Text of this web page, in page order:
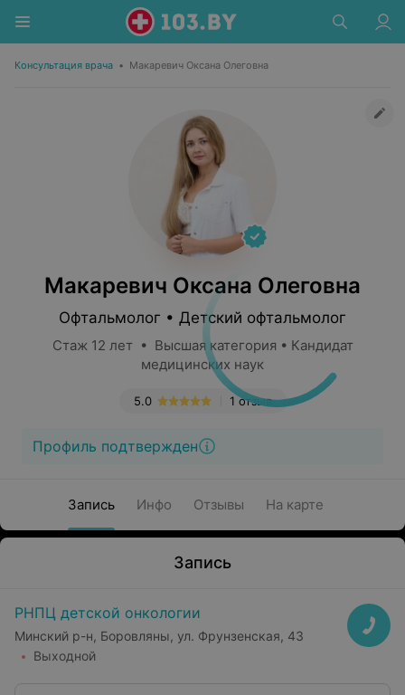
Консультация врача • Макаревич Оксана Олеговна
Макаревич Оксана Олеговна
Офтальмолог • Детский офтальмолог
Стаж 12 лет • Высшая категория • Кандидат
медицинских наук
1 отзыв
5.0
Профиль подтвержден
Запись Инфо Отзывы На карте
Запись
РНПЦ детской онкологии
Минский р-н, Боровляны, ул. Фрунзенская, 43
Выходной